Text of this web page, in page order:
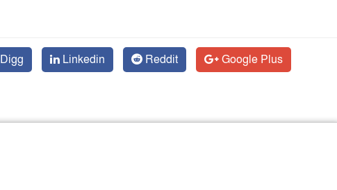
Digg Linkedin Reddit
Google Plus